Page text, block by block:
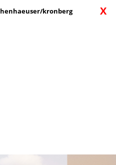
X
kronberg